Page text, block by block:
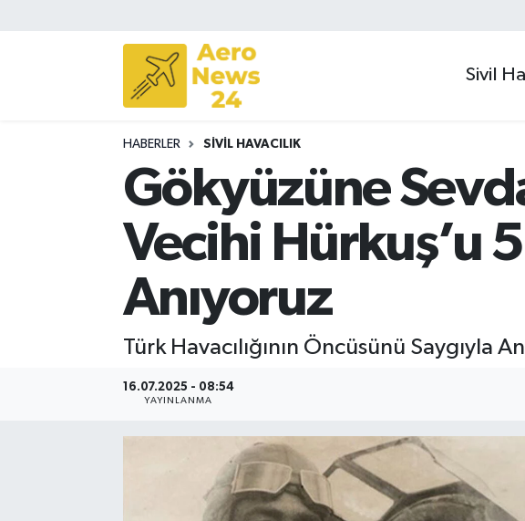
Sivil
HABERLER SIVIL HAVACILIK
Gökyüzüne
Vecihi Hürkuş’u
Anıyoruz
Türk Havacılığının Öncüsünü Saygıyla
16.07.2025 - 08:54
YAYINLANMA
Sivil Havacılık